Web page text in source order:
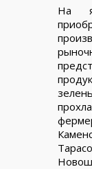
На